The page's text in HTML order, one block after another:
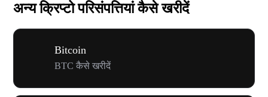
अन्य क्रिप्टो परिसंपत्तियां कैसे खरीदें
Bitcoin
BTC कैसे खरीदें